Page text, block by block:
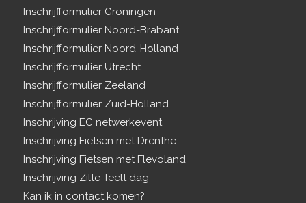
Inschrijfformulier Groningen
Inschrijfformulier Noord-Brabant
Inschrijfformulier Noord-Holland
Inschrijfformulier Utrecht
Inschrijfformulier Zeeland
Inschrijfformulier Zuid-Holland
Inschrijving EC netwerkevent
Inschrijving Fietsen met Drenthe
Inschrijving Fietsen met Flevoland
Inschrijving Zilte Teelt dag
Kan ik in contact komen?